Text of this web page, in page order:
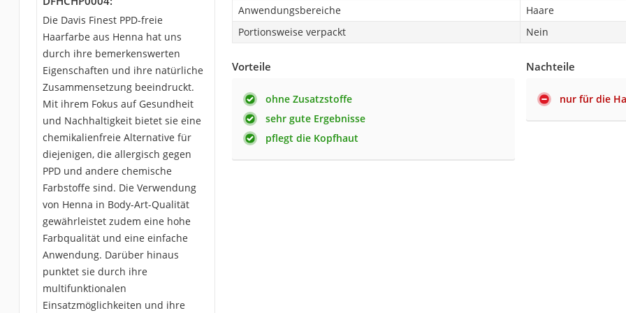
Die Davis Finest PPD-freie
Haarfarbe aus Henna hat uns
durch ihre bemerkenswerten
Eigenschaften und ihre natürliche
Zusammensetzung beeindruckt.
Mit ihrem Fokus auf Gesundheit
und Nachhaltigkeit bietet sie eine
chemikalienfreie Alternative für
diejenigen, die allergisch gegen
PPD und andere chemische
Farbstoffe sind. Die Verwendung
von Henna in Body-Art-Qualität
gewährleistet zudem eine hohe
Farbqualität und eine einfache
Anwendung. Darüber hinaus
punktet sie durch ihre
multifunktionalen
Einsatzmöglichkeiten und ihre
Anwendungsbereiche
Haare
Portionsweise verpackt
Nein
Vorteile
ohne Zusatzstoffe
sehr gute Ergebnisse
pflegt die Kopfhaut
Nachteile
nur für die